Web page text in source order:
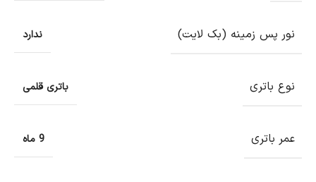
نور پس زمینه (بک لایت) ندارد
نوع باتری باتری قلمی
عمر باتری 9 ماه